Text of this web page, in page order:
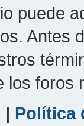
puede
Antes
los foros
| Política